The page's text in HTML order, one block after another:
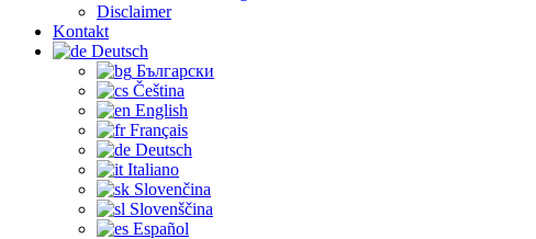
Disclaimer
Kontakt
Deutsch
Български
Čeština‎
English
Français
Deutsch
Italiano
Slovenčina
Slovenščina
Español